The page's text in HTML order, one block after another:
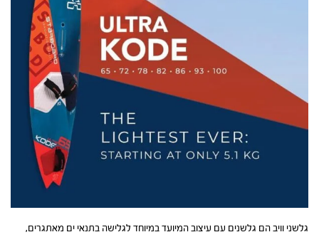
גלשני וויב הם גלשנים עם עיצוב המיועד במיוחד לגלישה בתנאי ים מאתגרים,